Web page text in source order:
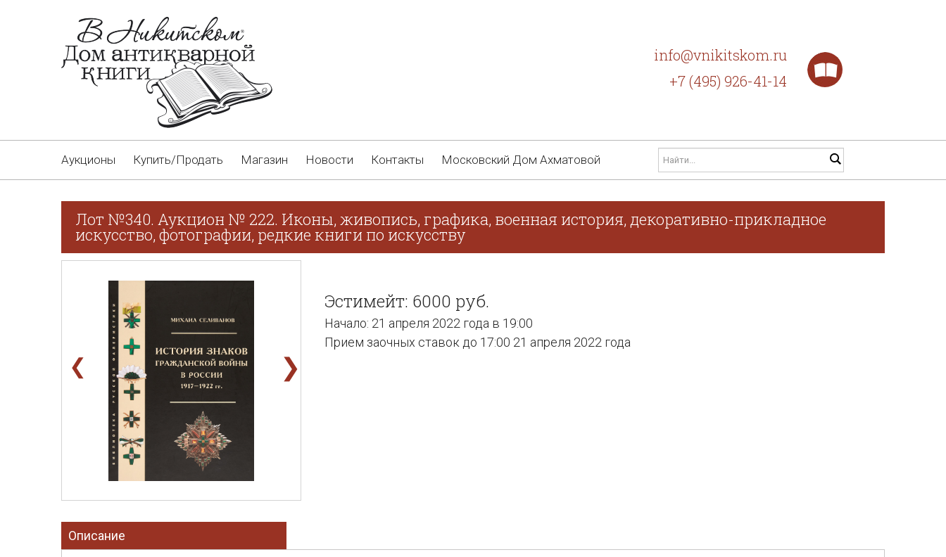
info@vnikitskom.ru
+7 (495) 926-41-14
Аукционы Купить/Продать Магазин Новости Контакты Московский Дом Ахматовой
Лот №340. Аукцион № 222. Иконы, живопись, графика, военная история, декоративно-прикладное
искусство, фотографии, редкие книги по искусству
❮ ❯
Эстимейт: 6000 руб.
Начало: 21 апреля 2022 года в 19:00
Прием заочных ставок до 17:00 21 апреля 2022 года
Описание